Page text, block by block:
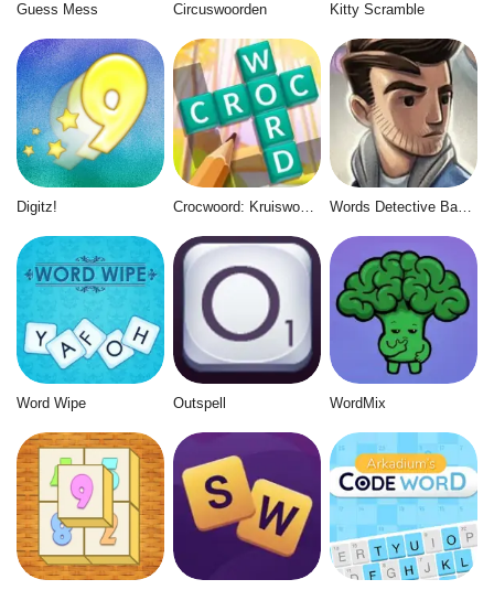
Guess Mess Circuswoorden Kitty Scramble
Digitz! Crocwoord: Kruiswoordpuzzel Words Detective Bank Heist
Word Wipe Outspell WordMix